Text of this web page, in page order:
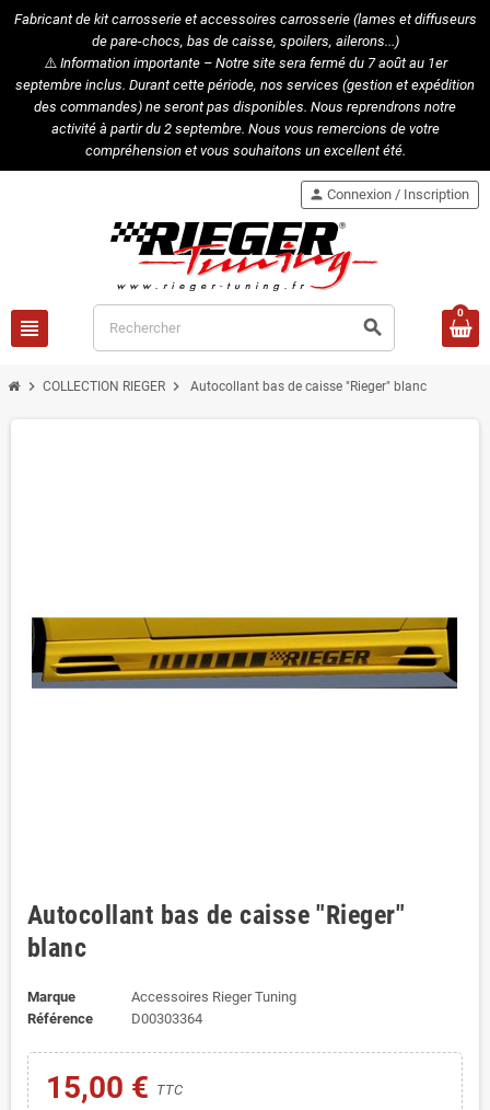
Fabricant de kit carrosserie et accessoires carrosserie (lames et diffuseurs
de pare-chocs, bas de caisse, spoilers, ailerons...)
⚠️Information importante – Notre site sera fermé du 7 août au 1er
septembre inclus. Durant cette période, nos services (gestion et expédition
des commandes) ne seront pas disponibles. Nous reprendrons notre
activité à partir du 2 septembre. Nous vous remercions de votre
compréhension et vous souhaitons un excellent été.
view_headline search
person Connexion / Inscription
0
chevron_right COLLECTION RIEGER chevron_right Autocollant bas de caisse "Rieger" blanc
Autocollant bas de caisse "Rieger"
blanc
Marque
Accessoires Rieger Tuning
Référence
D00303364
15,00 € TTC